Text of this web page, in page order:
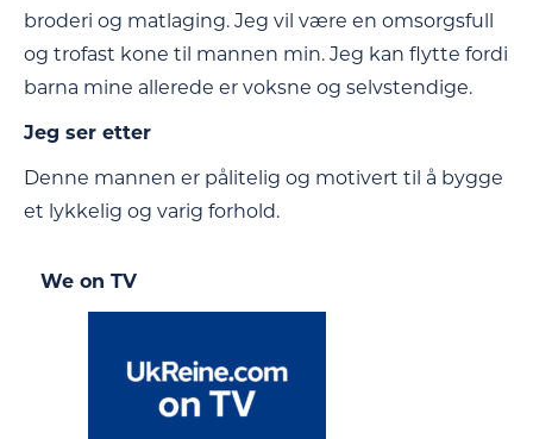
broderi og matlaging. Jeg vil være en omsorgsfull
og trofast kone til mannen min. Jeg kan flytte fordi
barna mine allerede er voksne og selvstendige.
Jeg ser etter
Denne mannen er pålitelig og motivert til å bygge
et lykkelig og varig forhold.
We on TV